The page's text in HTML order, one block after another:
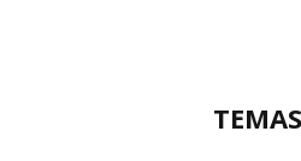
TEMAS